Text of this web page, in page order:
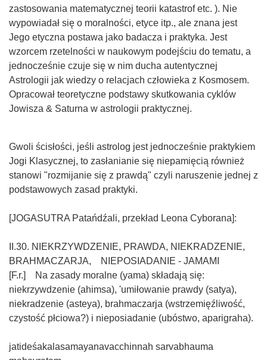
zastosowania matematycznej teorii katastrof etc. ). Nie
wypowiadał się o moralności, etyce itp., ale znana jest
Jego etyczna postawa jako badacza i praktyka. Jest
wzorcem rzetelności w naukowym podejściu do tematu, a
jednocześnie czuje się w nim ducha autentycznej
Astrologii jak wiedzy o relacjach człowieka z Kosmosem.
Opracował teoretyczne podstawy skutkowania cyklów
Jowisza & Saturna w astrologii praktycznej.
Gwoli ścisłości, jeśli astrolog jest jednocześnie praktykiem
Jogi Klasycznej, to zasłanianie się niepamięcią również
stanowi "rozmijanie się z prawdą" czyli naruszenie jednej z
podstawowych zasad praktyki.
[JOGASUTRA Patańdźali, przekład Leona Cyborana]:
II.30. NIEKRZYWDZENIE, PRAWDA, NIEKRADZENIE,
BRAHMACZARJA, NIEPOSIADANIE - JAMAMI
[F.r.] Na zasady moralne (yama) składają się:
niekrzywdzenie (ahimsa), 'umiłowanie prawdy (satya),
niekradzenie (asteya), brahmaczarja (wstrzemięźliwość,
czystość płciowa?) i nieposiadanie (ubóstwo, aparigraha).
jatideśakalasamayanavacchinnah sarvabhauma